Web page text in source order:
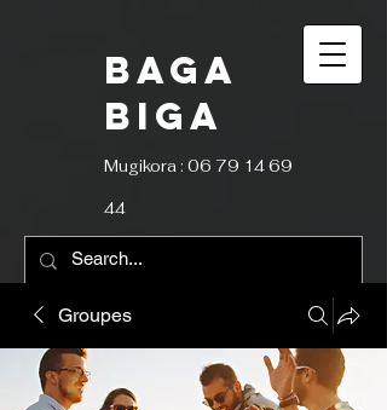
BAGA
BIGA
Mugikora : 06 79 14 69
44
Groupes